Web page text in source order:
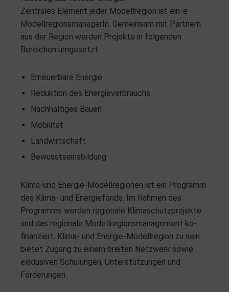
Zentrales Element jeder Modellregion ist ein-e
ModellregionsmanagerIn. Gemeinsam mit Partnern
aus der Region werden Projekte in folgenden
Bereichen umgesetzt.
Erneuerbare Energie
Reduktion des Energieverbrauchs
Nachhaltiges Bauen
Mobilität
Landwirtschaft
Bewusstseinsbildung
Klima-und Energie-Modellregionen ist ein Programm
des Klima- und Energiefonds. Im Rahmen des
Programms werden regionale Klimaschutzprojekte
und das regionale Modellregionsmanagement ko-
finanziert. Klima- und Energie-Modellregion zu sein
bietet Zugang zu einem breiten Netzwerk sowie
exklusiven Schulungen, Unterstützungen und
Förderungen.